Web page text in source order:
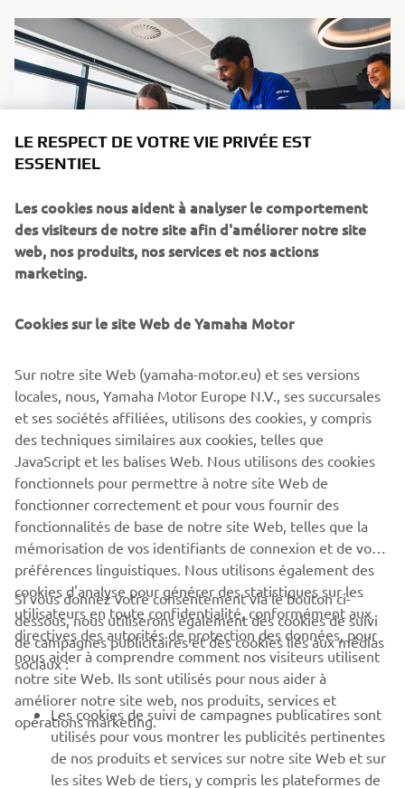
26 Novembre 2025
Yamaha Motor Europe dévoile sa proposition de
Yamaha Motor Europe lance officiellement sa proposition
déployée dans les vingt-quatre pays européens où Yamaha
opère par l'intermédiaire de ses propres distributeurs et
entreprises, réunis sous l'égide du groupe Yamaha Motor
Europe.
En savoir plus
26 Novembre 2025
Gamme Véhicules légers 2026 : technologie
Lithium-Ion et nouveau modèle utilitaire
LE RESPECT DE VOTRE VIE PRIVÉE EST
ESSENTIEL
Les cookies nous aident à analyser le comportement
des visiteurs de notre site afin d'améliorer notre site
web, nos produits, nos services et nos actions
marketing.
Cookies sur le site Web de Yamaha Motor
Sur notre site Web (yamaha-motor.eu) et ses versions
locales, nous, Yamaha Motor Europe N.V., ses succursales
et ses sociétés affiliées, utilisons des cookies, y compris
des techniques similaires aux cookies, telles que
JavaScript et les balises Web. Nous utilisons des cookies
fonctionnels pour permettre à notre site Web de
fonctionner correctement et pour vous fournir des
fonctionnalités de base de notre site Web, telles que la
mémorisation de vos identifiants de connexion et de vos
préférences linguistiques. Nous utilisons également des
cookies d'analyse pour générer des statistiques sur les
utilisateurs en toute confidentialité, conformément aux
directives des autorités de protection des données, pour
nous aider à comprendre comment nos visiteurs utilisent
notre site Web. Ils sont utilisés pour nous aider à
améliorer notre site web, nos produits, services et
opérations marketing.
Si vous donnez votre consentement via le bouton ci-
dessous, nous utiliserons également des cookies de suivi
de campagnes publicitaires et des cookies liés aux médias
sociaux :
Les cookies de suivi de campagnes publicatires sont
utilisés pour vous montrer les publicités pertinentes
de nos produits et services sur notre site Web et sur
les sites Web de tiers, y compris les plateformes de